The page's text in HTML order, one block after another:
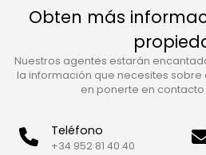
Obten más
Nuestros agentes estarán
la información que necesites
en ponerte en
Teléfono
+34 952 81 40 40